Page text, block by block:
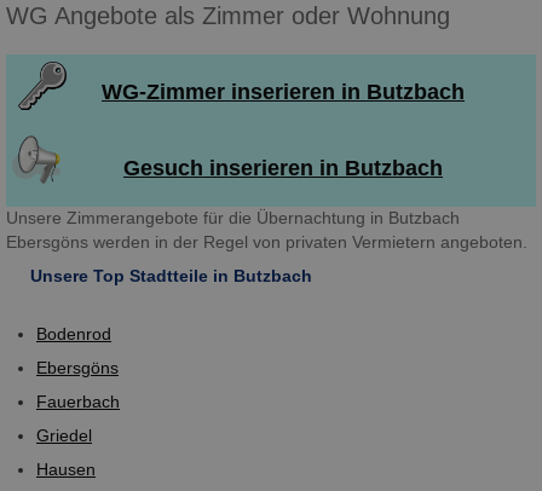
WG Angebote als Zimmer oder Wohnung
WG-Zimmer inserieren in Butzbach
Gesuch inserieren in Butzbach
Unsere Zimmerangebote für die Übernachtung in Butzbach
Ebersgöns werden in der Regel von privaten Vermietern angeboten.
Unsere Top Stadtteile in Butzbach
Bodenrod
Ebersgöns
Fauerbach
Griedel
Hausen